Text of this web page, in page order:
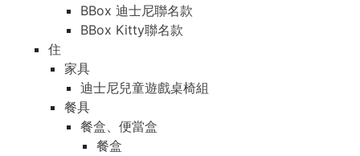
BBox 迪士尼聯名款
BBox Kitty聯名款
住
家具
迪士尼兒童遊戲桌椅組
餐具
餐盒、便當盒
餐盒